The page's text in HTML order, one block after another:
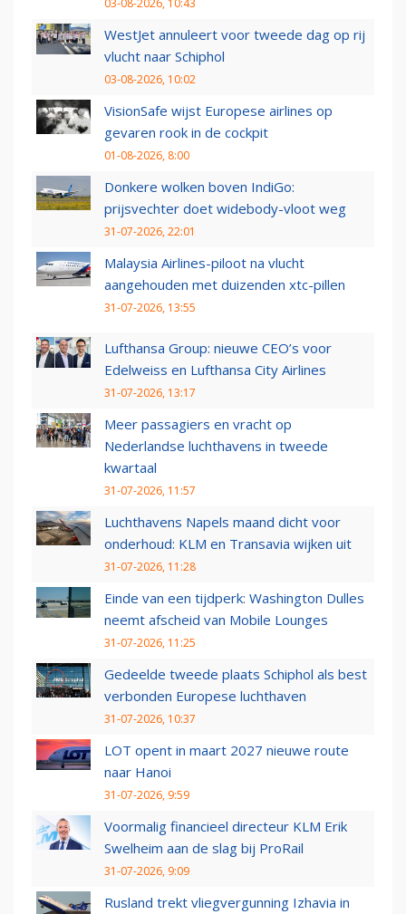
03-08-2026, 10:43
WestJet annuleert voor tweede dag op rij
vlucht naar Schiphol
03-08-2026, 10:02
VisionSafe wijst Europese airlines op
gevaren rook in de cockpit
01-08-2026, 8:00
Donkere wolken boven IndiGo:
prijsvechter doet widebody-vloot weg
31-07-2026, 22:01
Malaysia Airlines-piloot na vlucht
aangehouden met duizenden xtc-pillen
31-07-2026, 13:55
Lufthansa Group: nieuwe CEO’s voor
Edelweiss en Lufthansa City Airlines
31-07-2026, 13:17
Meer passagiers en vracht op
Nederlandse luchthavens in tweede
kwartaal
31-07-2026, 11:57
Luchthavens Napels maand dicht voor
onderhoud: KLM en Transavia wijken uit
31-07-2026, 11:28
Einde van een tijdperk: Washington Dulles
neemt afscheid van Mobile Lounges
31-07-2026, 11:25
Gedeelde tweede plaats Schiphol als best
verbonden Europese luchthaven
31-07-2026, 10:37
LOT opent in maart 2027 nieuwe route
naar Hanoi
31-07-2026, 9:59
Voormalig financieel directeur KLM Erik
Swelheim aan de slag bij ProRail
31-07-2026, 9:09
Rusland trekt vliegvergunning Izhavia in